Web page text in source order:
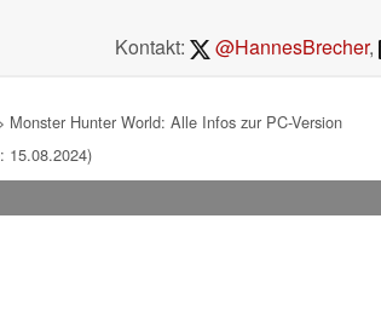
Kontakt:
@HannesBrecher,
Monster Hunter World: Alle Infos zur PC-Version
15.08.2024)